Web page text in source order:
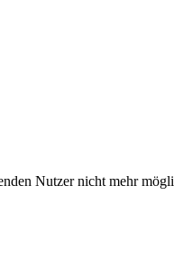
Nutzer nicht mehr